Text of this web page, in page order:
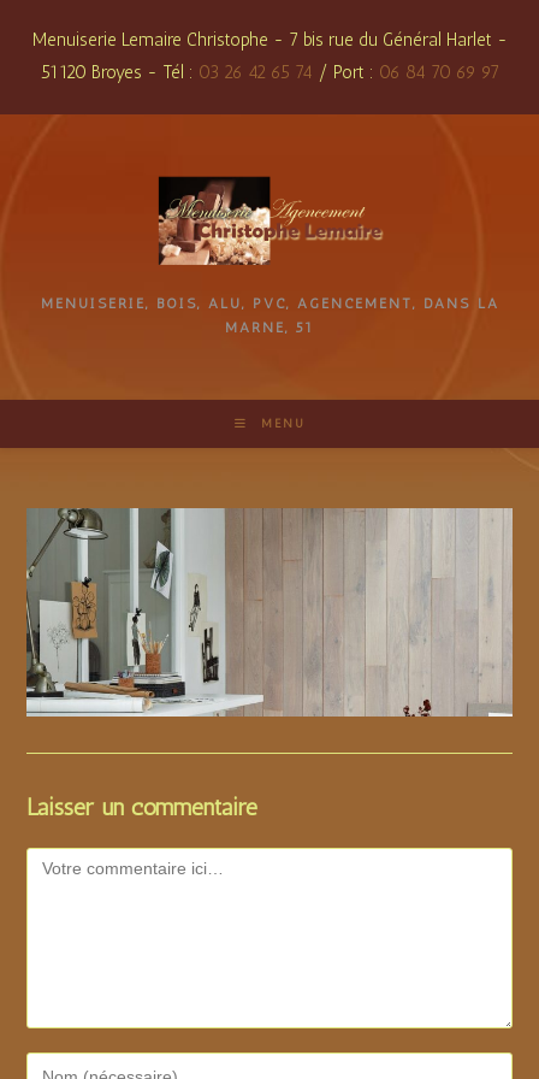
content
Menuiserie Lemaire Christophe - 7 bis rue du Général Harlet -
51120 Broyes - Tél : 03 26 42 65 74 / Port : 06 84 70 69 97
MENUISERIE, BOIS, ALU, PVC, AGENCEMENT, DANS LA
MARNE, 51
MENU
Laisser un commentaire
Comment
Enter